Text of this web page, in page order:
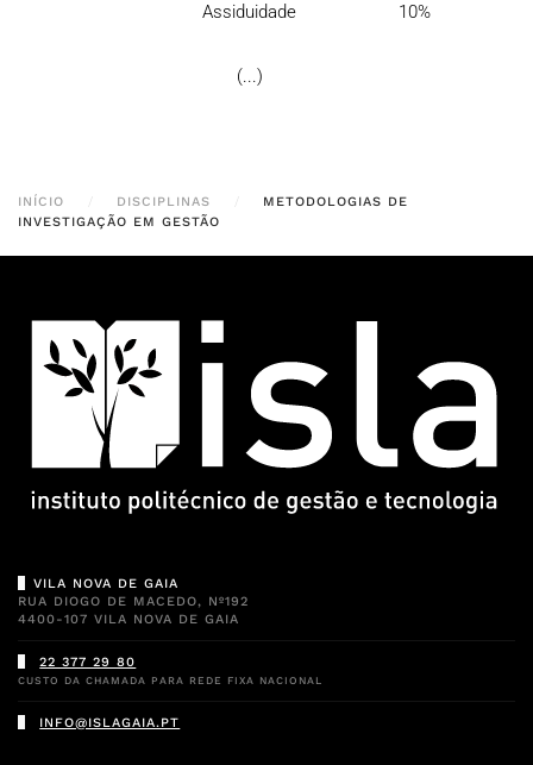
Assiduidade 10%
(...)
INÍCIO DISCIPLINAS
METODOLOGIAS DE
INVESTIGAÇÃO EM GESTÃO
VILA NOVA DE GAIA
RUA DIOGO DE MACEDO, Nº192
4400-107 VILA NOVA DE GAIA
22 377 29 80
CUSTO DA CHAMADA PARA REDE FIXA NACIONAL
INFO@ISLAGAIA.PT